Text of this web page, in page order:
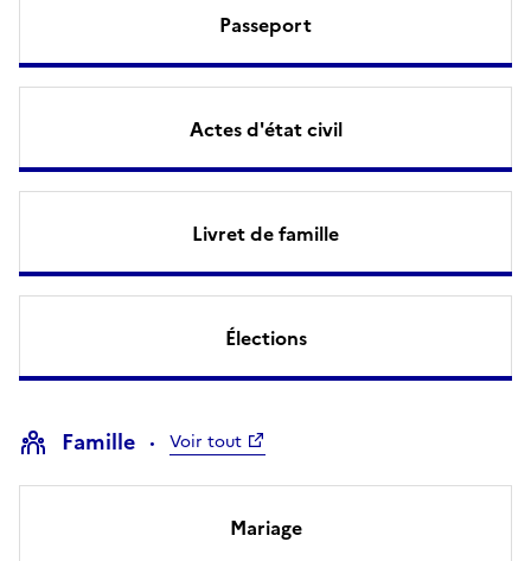
Passeport
Actes d'état civil
Livret de famille
Élections
Famille Voir tout
Mariage